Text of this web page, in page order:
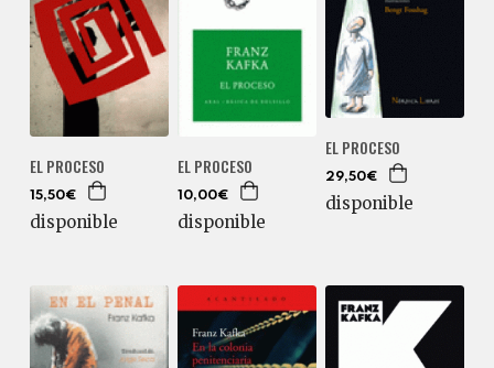
EL PROCESO
15,50€
disponible
EL PROCESO
10,00€
disponible
EL PROCESO
29,50€
disponible